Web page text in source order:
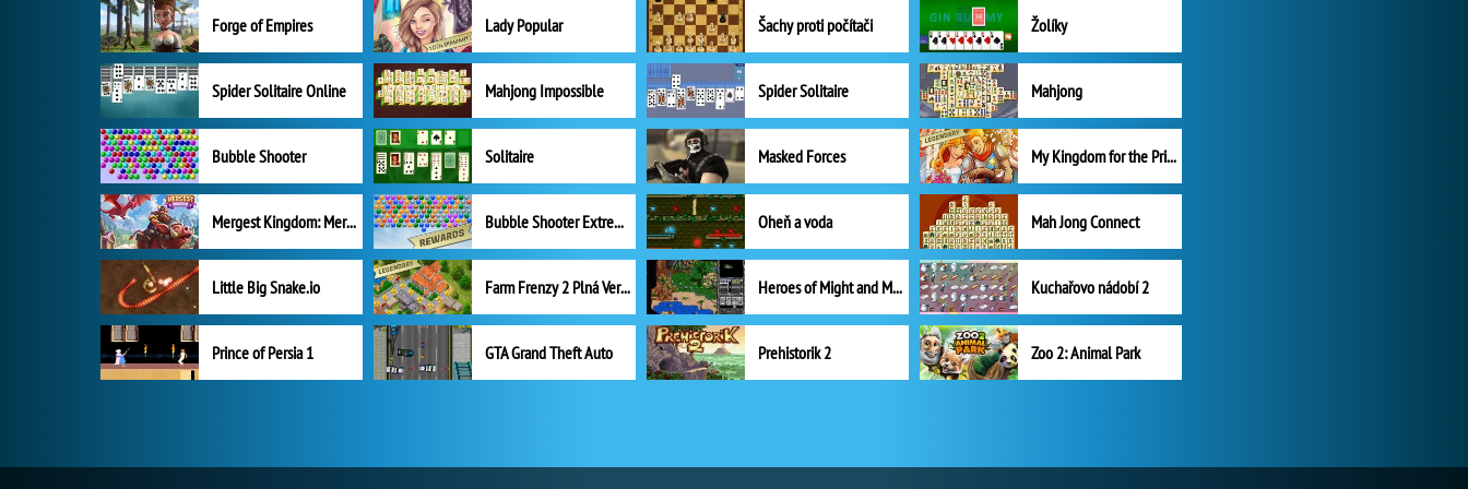
Forge of Empires Lady Popular Šachy proti počítači Žolíky
Spider Solitaire Online Mahjong Impossible Spider Solitaire Mahjong
Bubble Shooter Solitaire Masked Forces My Kingdom for the Princess Plná verze
Mergest Kingdom: Merge Puzzle Bubble Shooter Extreme Oheň a voda Mah Jong Connect
Little Big Snake.io Farm Frenzy 2 Plná Verze Heroes of Might and Magic II Kuchařovo nádobí 2
Prince of Persia 1 GTA Grand Theft Auto Prehistorik 2 Zoo 2: Animal Park